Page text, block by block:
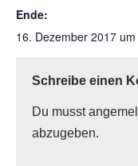
Ende:
16. Dezember 2017
Schreibe einen
Du musst
abzugeben.